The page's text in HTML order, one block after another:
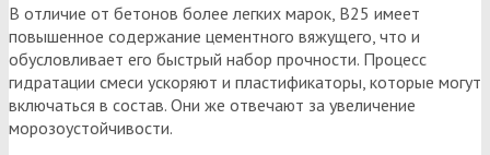
В отличие от бетонов более легких марок, В25 имеет
повышенное содержание цементного вяжущего, что и
обусловливает его быстрый набор прочности. Процесс
гидратации смеси ускоряют и пластификаторы, которые могут
включаться в состав. Они же отвечают за увеличение
морозоустойчивости.